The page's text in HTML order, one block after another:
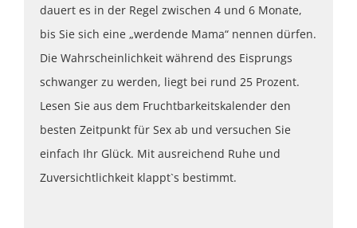
dauert es in der Regel zwischen 4 und 6 Monate,
bis Sie sich eine „werdende Mama“ nennen dürfen.
Die Wahrscheinlichkeit während des Eisprungs
schwanger zu werden, liegt bei rund 25 Prozent.
Lesen Sie aus dem Fruchtbarkeitskalender den
besten Zeitpunkt für Sex ab und versuchen Sie
einfach Ihr Glück. Mit ausreichend Ruhe und
Zuversichtlichkeit klappt`s bestimmt.